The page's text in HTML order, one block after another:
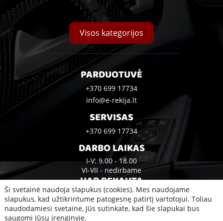
Visos kategorijos
PARDUOTUVĖ
+370 699 17734
info@e-rekija.lt
SERVISAS
+370 699 17734
DARBO LAIKAS
I-V: 9.00 - 18.00
VI-VII - nedirbame
UAB REKAUTA
Bijūnų g. 10A, Klaipėda
Ši svetainė naudoja slapukus (cookies). Mes naudojame
slapukus, kad užtikrintume patogesnę patirtį vartotojui. Toliau
naudodamiesi svetaine, Jūs sutinkate, kad šie slapukai bus
saugomi Jūsų įrenginyje.